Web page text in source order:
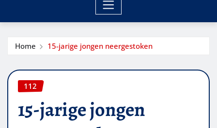
Home 15-jarige jongen neergestoken
112
15-jarige jongen